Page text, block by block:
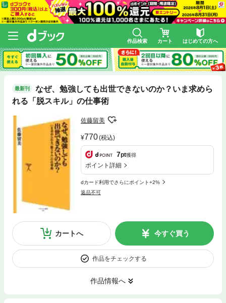
作品検索 カート はじめての方へ
最新刊
なぜ、勉強しても出世できないのか？いま求めら
れる「脱スキル」の仕事術
佐藤留美
770(税込)
7pt獲得
ポイント詳細
dカード利用でさらにポイント+2%
返品不可
カートへ 今すぐ買う
作品をチェックする
作品情報へ